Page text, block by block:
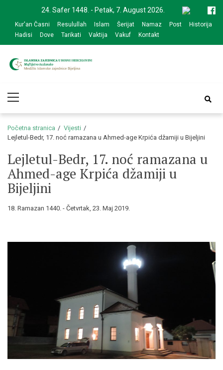
navigation
content
24. Safer 1448. - Petak, 7. August 2026.
Kur'an Časni Resulullah Islam Šerijat Namaz Post
Historija
Hadisi
Dove Tarikati Vaktija Vakuf Kontakt
zajednice Bijeljina
Menu
Početna stranica
Vijesti
Lejletul-Bedr, 17. noć ramazana u Ahmed-age Krpića džamiji u Bijeljini
Lejletul-Bedr, 17. noć ramazana u
Ahmed-age Krpića džamiji u
Bijeljini
18. Ramazan 1440. - Četvrtak, 23. Maj 2019.